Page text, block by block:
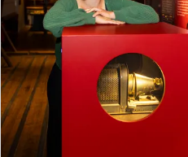
o
e
c
h
o
e
r
w
i
n
k
e
l
s